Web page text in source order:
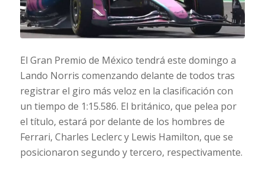
El Gran Premio de México tendrá este domingo a
Lando Norris comenzando delante de todos tras
registrar el giro más veloz en la clasificación con
un tiempo de 1:15.586. El británico, que pelea por
el título, estará por delante de los hombres de
Ferrari, Charles Leclerc y Lewis Hamilton, que se
posicionaron segundo y tercero, respectivamente.